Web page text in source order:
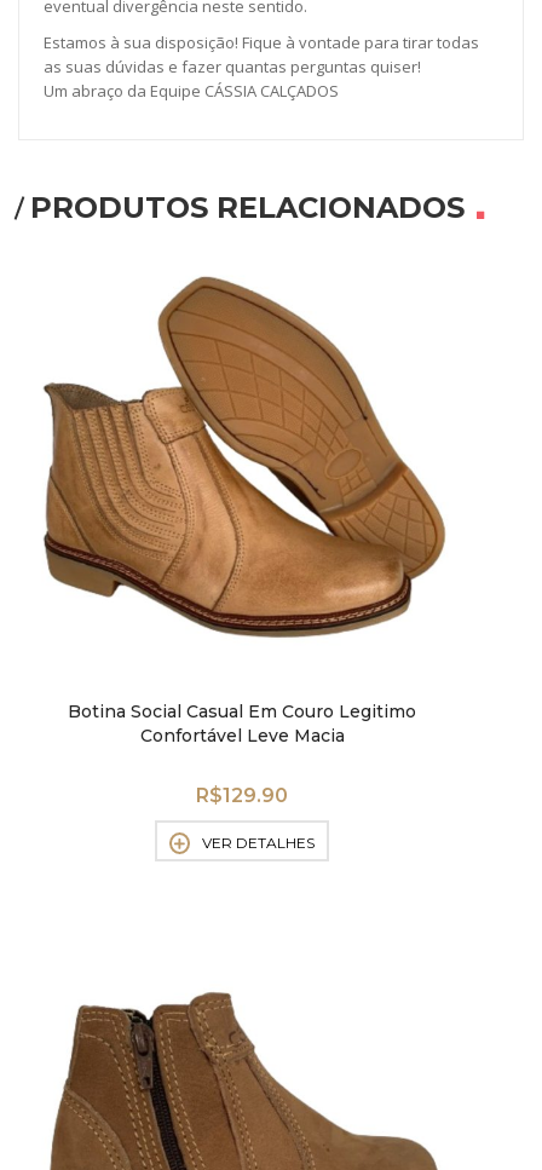
eventual divergência neste sentido.
Estamos à sua disposição! Fique à vontade para tirar todas
as suas dúvidas e fazer quantas perguntas quiser!
Um abraço da Equipe CÁSSIA CALÇADOS
PRODUTOS RELACIONADOS
Botina Social Casual Em Couro Legitimo
Confortável Leve Macia
R$129.90
VER DETALHES